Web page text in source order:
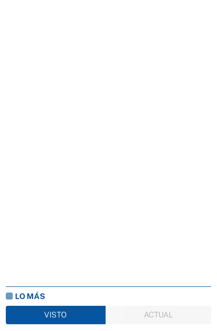
LO MÁS
VISTO
ACTUAL